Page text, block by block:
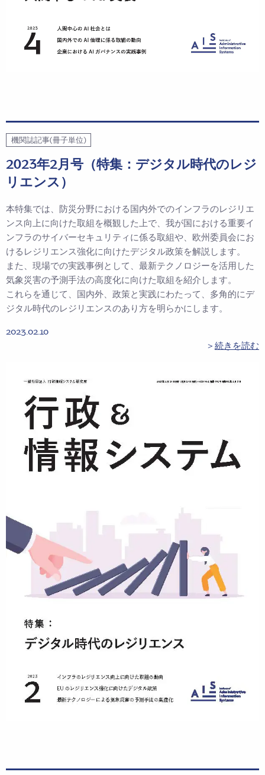
機関誌記事(冊子単位)
2023年2月号（特集：デジタル時代のレジ
リエンス）
本特集では、防災分野における国内外でのインフラのレジリエ
ンス向上に向けた取組を概観した上で、我が国における重要イ
ンフラのサイバーセキュリティに係る取組や、欧州委員会にお
けるレジリエンス強化に向けたデジタル政策を解説します。
また、現場での実践事例として、最新テクノロジーを活用した
気象災害の予測手法の高度化に向けた取組を紹介します。
これらを通じて、国内外、政策と実践にわたって、多角的にデ
ジタル時代のレジリエンスのあり方を明らかにします。
2023.02.10
＞ 続きを読む